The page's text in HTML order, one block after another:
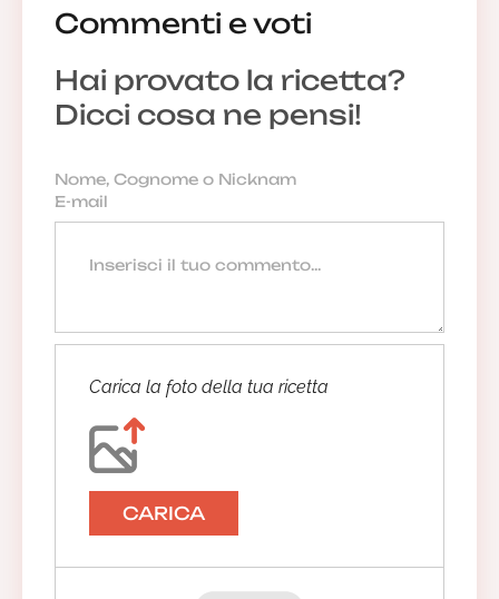
Commenti e voti
Hai provato la ricetta?
Dicci cosa ne pensi!
Carica la foto della tua ricetta
CARICA